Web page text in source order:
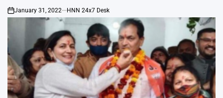
on
January 31, 2022 HNN 24x7 Desk